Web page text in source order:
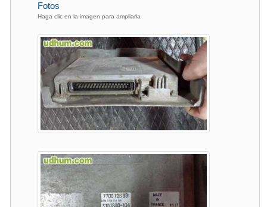
Fotos
Haga clic en la imagen para ampliarla